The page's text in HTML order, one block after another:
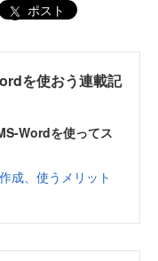
ポスト
を使おう連載記
Wordを使ってス
成、使うメリット